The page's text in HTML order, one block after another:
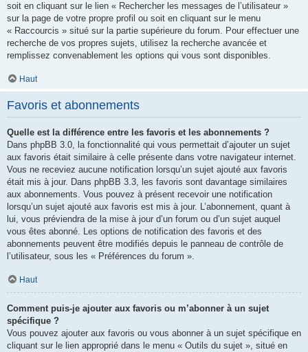
soit en cliquant sur le lien « Rechercher les messages de l’utilisateur »
sur la page de votre propre profil ou soit en cliquant sur le menu
« Raccourcis » situé sur la partie supérieure du forum. Pour effectuer une
recherche de vos propres sujets, utilisez la recherche avancée et
remplissez convenablement les options qui vous sont disponibles.
Haut
Favoris et abonnements
Quelle est la différence entre les favoris et les abonnements ?
Dans phpBB 3.0, la fonctionnalité qui vous permettait d’ajouter un sujet
aux favoris était similaire à celle présente dans votre navigateur internet.
Vous ne receviez aucune notification lorsqu’un sujet ajouté aux favoris
était mis à jour. Dans phpBB 3.3, les favoris sont davantage similaires
aux abonnements. Vous pouvez à présent recevoir une notification
lorsqu’un sujet ajouté aux favoris est mis à jour. L’abonnement, quant à
lui, vous préviendra de la mise à jour d’un forum ou d’un sujet auquel
vous êtes abonné. Les options de notification des favoris et des
abonnements peuvent être modifiés depuis le panneau de contrôle de
l’utilisateur, sous les « Préférences du forum ».
Haut
Comment puis-je ajouter aux favoris ou m’abonner à un sujet
spécifique ?
Vous pouvez ajouter aux favoris ou vous abonner à un sujet spécifique en
cliquant sur le lien approprié dans le menu « Outils du sujet », situé en